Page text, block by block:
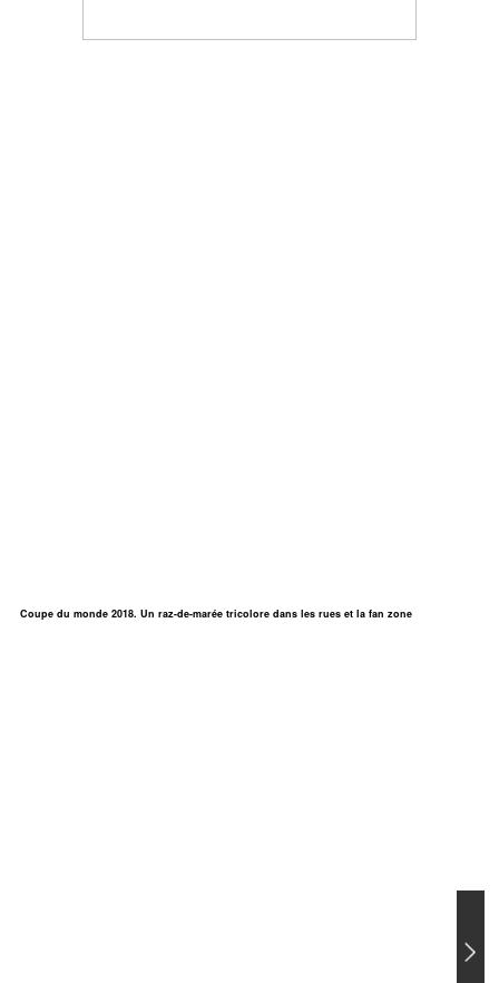
Coupe du monde 2018. Un raz-de-marée tricolore dans les rues et la fan zone